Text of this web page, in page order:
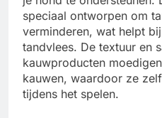
speciaal ontworpen om
verminderen, wat helpt
tandvlees. De textuur en
kauwproducten
kauwen, waardoor ze
tijdens het spelen.